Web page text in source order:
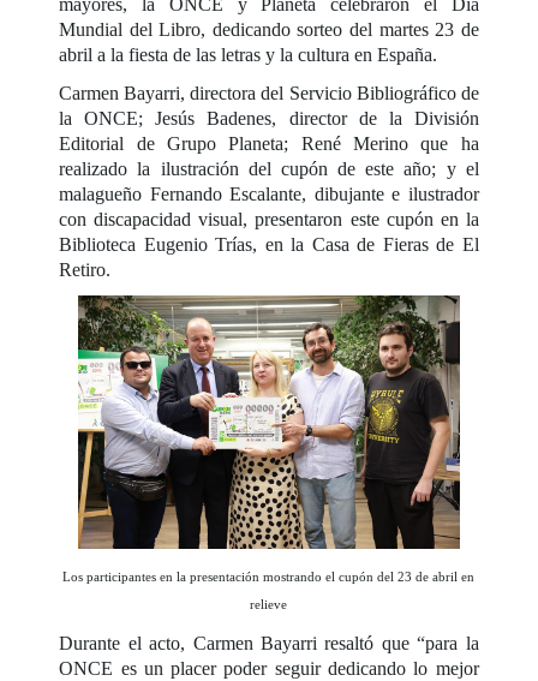
Mundial del Libro, dedicando sorteo del martes 23 de
abril a la fiesta de las letras y la cultura en España.
Carmen Bayarri, directora del Servicio Bibliográfico de
la ONCE; Jesús Badenes, director de la División
Editorial de Grupo Planeta; René Merino que ha
realizado la ilustración del cupón de este año; y el
malagueño Fernando Escalante, dibujante e ilustrador
con discapacidad visual, presentaron este cupón en la
Biblioteca Eugenio Trías, en la Casa de Fieras de El
Retiro.
Los participantes en la presentación mostrando el cupón del 23 de abril en
relieve
Durante el acto, Carmen Bayarri resaltó que “para la
ONCE es un placer poder seguir dedicando lo mejor